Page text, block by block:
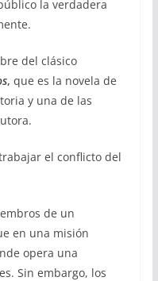
la verdadera
del clásico
, que es la novela de
y una de las
el conflicto del
de un
en una misión
opera una
Sin embargo, los